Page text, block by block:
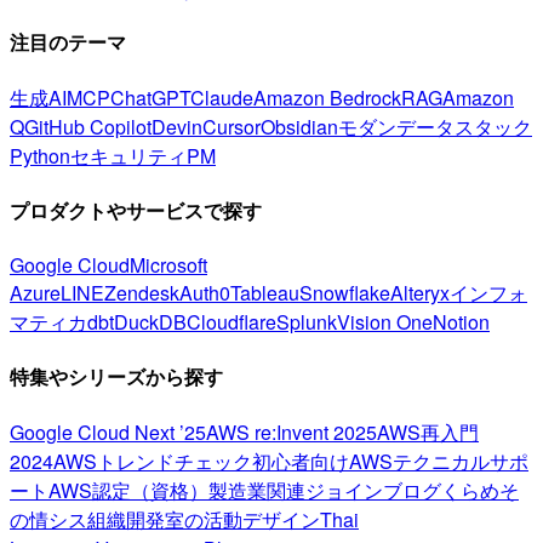
注目のテーマ
生成AIMCPChatGPTClaudeAmazon BedrockRAGAmazon
QGitHub CopilotDevinCursorObsidianモダンデータスタック
PythonセキュリティPM
プロダクトやサービスで探す
Google CloudMicrosoft
AzureLINEZendeskAuth0TableauSnowflakeAlteryxインフォ
マティカdbtDuckDBCloudflareSplunkVision OneNotion
特集やシリーズから探す
Google Cloud Next ’25AWS re:Invent 2025AWS再入門
2024AWSトレンドチェック初心者向けAWSテクニカルサポ
ートAWS認定（資格） 製造業関連ジョインブログくらめそ
の情シス組織開発室の活動デザインThai